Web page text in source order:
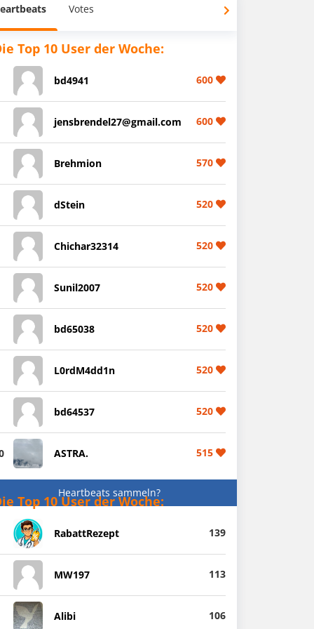
Votes
Top 10 User der Woche:
bd4941 600
jensbrendel27@gmail.com 600
Brehmion 570
dStein 520
Chichar32314 520
Sunil2007 520
bd65038 520
L0rdM4dd1n 520
bd64537 520
ASTRA. 515
Heartbeats sammeln?
Top 10 User der Woche:
RabattRezept 139
MW197 113
Alibi 106